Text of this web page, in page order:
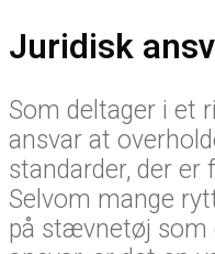
Juridisk
Som deltager i et
ansvar at
standarder, der er
Selvom mange
på stævnetøj som